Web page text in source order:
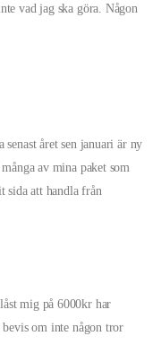
vad jag ska göra. Någon
året sen januari är ny
av mina paket som
sida att handla från
mig på 6000kr har
om inte någon tror